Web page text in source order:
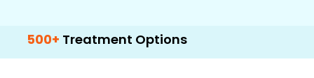
Treatment Options